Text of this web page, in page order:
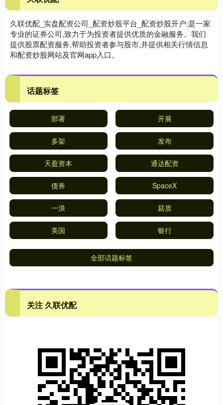
久联优配_实盘配资公司_配资炒股平台_配资炒股开户:是一家
专业的证券公司,致力于为投资者提供优质的金融服务。我们
提供股票配资服务,帮助投资者参与股市,并提供相关行情信息
和配资炒股网站及官网app入口。
话题标签
部署 开展
多架 发布
天盈资本 通达配资
债券 SpaceX
一浪 菇质
美国 银行
全部话题标签
关注 久联优配